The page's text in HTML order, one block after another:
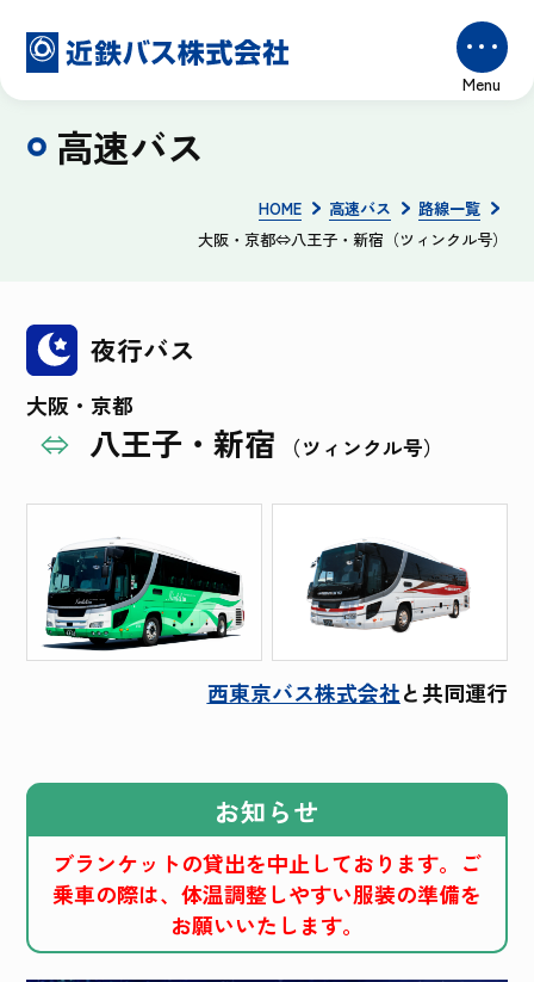
高速バス
HOME 高速バス
路線一覧
大阪・京都⇔八王子・新宿（ツィンクル号）
夜行バス
大阪・京都
⇔ 八王子・新宿 （ツィンクル号）
西東京バス株式会社と共同運行
お知らせ
ブランケットの貸出を中止しております。ご
乗車の際は、体温調整しやすい服装の準備を
お願いいたします。